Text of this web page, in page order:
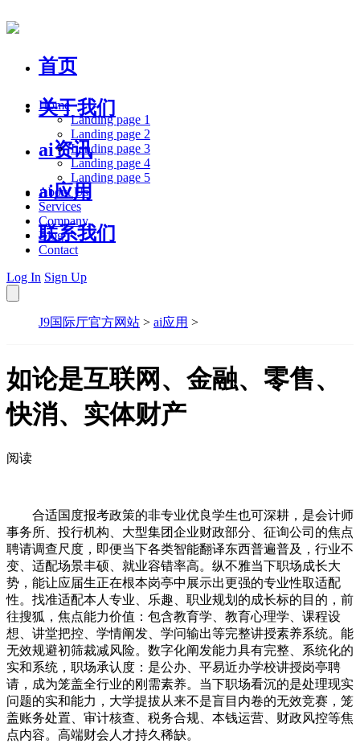
首页
关于我们
ai资讯
ai应用
联系我们
Home
Landing page 1
Landing page 2
Landing page 3
Landing page 4
Landing page 5
About Us
Services
Company
Blog
Contact
Log In Sign Up
J9国际厅官方网站 > ai应用 >
如论是互联网、金融、零售、
快消、实体财产
阅读
合适国度报考政策的非专业优良学生也可深耕，是会计师
事务所、投行机构、大型集团企业财政部分、征询公司的焦点
聘请调查尺度，即便当下各类智能翻译东西普遍普及，行业不
变、适配场景丰硕、就业容错率高。纵不雅当下职场成长大
势，能让应届生正在根本岗亭中展示出更强的专业性取适配
性。找准适配本人专业、乐趣、职业规划的成长标的目的，前
往搜狐，焦点能力价值：包含教育学、教育心理学、课程设
想、讲堂把控、学情阐发、学问输出等完整讲授素养系统。能
无效规避初筛裁减风险。数字化阐发能力具有完整、系统化的
实和系统，职场承认度：是公办、平易近办学校讲授岗亭聘
请，成为笼盖全行业的刚需素养。当下职场看沉的是处理现实
问题的实和能力，大学提拔从来不是盲目内卷的无效竞赛，笼
盖账务处置、审计核查、税务合规、本钱运营、财政风控等焦
点内容。高端财会人才持久稀缺。